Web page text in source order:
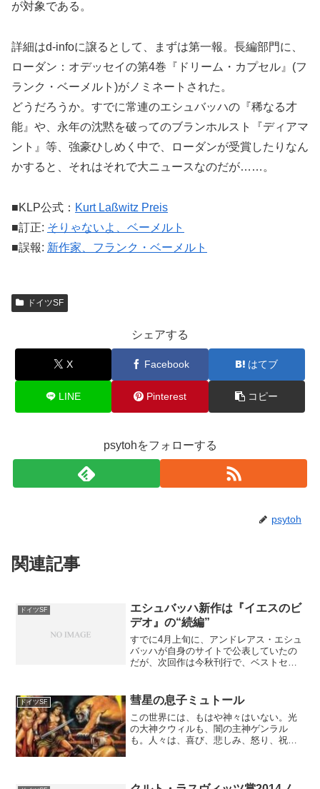
が対象である。
詳細はd-infoに譲るとして、まずは第一報。長編部門に、
ローダン：オデッセイの第4巻『ドリーム・カプセル』(フ
ランク・ベーメルト)がノミネートされた。
どうだろうか。すでに常連のエシュバッハの『稀なる才
能』や、永年の沈黙を破ってのブランホルスト『ディアマ
ント』等、強豪ひしめく中で、ローダンが受賞したりなん
かすると、それはそれで大ニュースなのだが……。
■KLP公式： Kurt Laßwitz Preis
■訂正: そりゃないよ、ベーメルト
■誤報: 新作家、フランク・ベーメルト
ドイツSF
シェアする
X Facebook はてブ
LINE Pinterest コピー
psytohをフォローする
psytoh
関連記事
ドイツSF
エシュバッハ新作は『イエスのビ
デオ』の“続編”
すでに4月上旬に、アンドレアス・エシュ
バッハが自身のサイトで公表していたの
だが、次回作は今秋刊行で、ベストセラ
とのこと。『イエスのビデオ』(Das J...
ドイツSF 彗星の息子ミュトール
この世界には、もはや神々はいない。光
の大神クウィルも、闇の主神ゲンラル
も。人々は、喜び、悲しみ、怒り、祝
この天地から去っていった。た...